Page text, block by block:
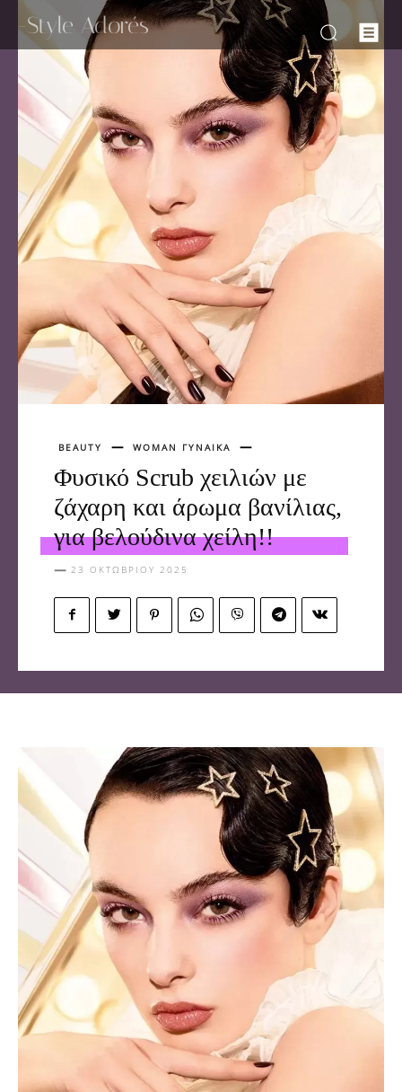
-Style Adorés
BEAUTY WOMAN ΓΥΝΑΙΚΑ
Φυσικό Scrub χειλιών με
ζάχαρη και άρωμα βανίλιας,
για βελούδινα χείλη!!
23 ΟΚΤΩΒΡΊΟΥ 2025